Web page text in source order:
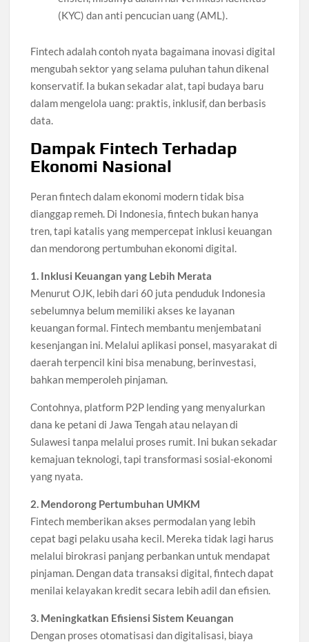
(KYC) dan anti pencucian uang (AML).
Fintech adalah contoh nyata bagaimana inovasi digital
mengubah sektor yang selama puluhan tahun dikenal
konservatif. Ia bukan sekadar alat, tapi budaya baru
dalam mengelola uang: praktis, inklusif, dan berbasis
data.
Dampak Fintech Terhadap
Ekonomi Nasional
Peran fintech dalam ekonomi modern tidak bisa
dianggap remeh. Di Indonesia, fintech bukan hanya
tren, tapi katalis yang mempercepat inklusi keuangan
dan mendorong pertumbuhan ekonomi digital.
1. Inklusi Keuangan yang Lebih Merata
Menurut OJK, lebih dari 60 juta penduduk Indonesia
sebelumnya belum memiliki akses ke layanan
keuangan formal. Fintech membantu menjembatani
kesenjangan ini. Melalui aplikasi ponsel, masyarakat di
daerah terpencil kini bisa menabung, berinvestasi,
bahkan memperoleh pinjaman.
Contohnya, platform P2P lending yang menyalurkan
dana ke petani di Jawa Tengah atau nelayan di
Sulawesi tanpa melalui proses rumit. Ini bukan sekadar
kemajuan teknologi, tapi transformasi sosial-ekonomi
yang nyata.
2. Mendorong Pertumbuhan UMKM
Fintech memberikan akses permodalan yang lebih
cepat bagi pelaku usaha kecil. Mereka tidak lagi harus
melalui birokrasi panjang perbankan untuk mendapat
pinjaman. Dengan data transaksi digital, fintech dapat
menilai kelayakan kredit secara lebih adil dan efisien.
3. Meningkatkan Efisiensi Sistem Keuangan
Dengan proses otomatisasi dan digitalisasi, biaya